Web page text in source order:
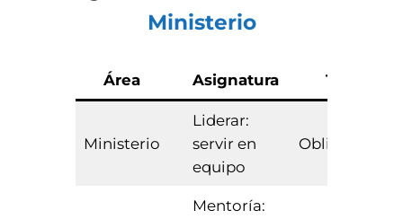
Ministerio
Área Asignatura Tipo
Ministerio
Liderar:
servir en
equipo
Obligatoria
Mentoría: